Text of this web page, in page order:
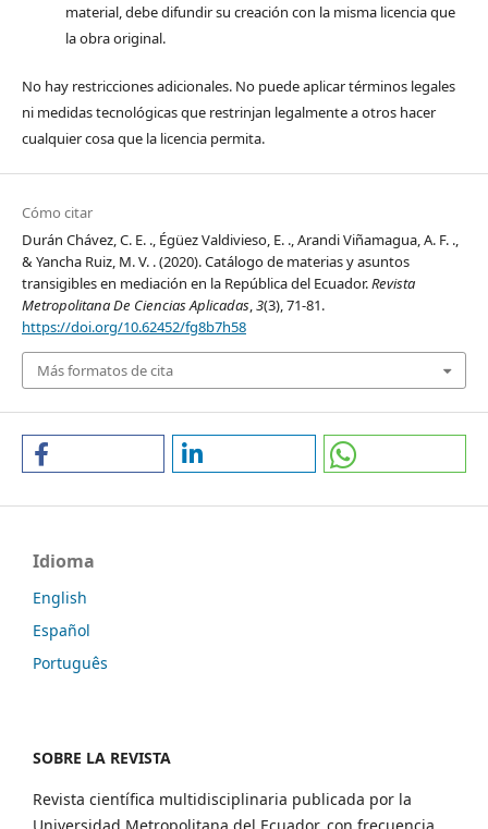
material, debe difundir su creación con la misma licencia que
la obra original.
No hay restricciones adicionales. No puede aplicar términos legales
ni medidas tecnológicas que restrinjan legalmente a otros hacer
cualquier cosa que la licencia permita.
Cómo citar
Durán Chávez, C. E. ., Égüez Valdivieso, E. ., Arandi Viñamagua, A. F. .,
& Yancha Ruiz, M. V. . (2020). Catálogo de materias y asuntos
transigibles en mediación en la República del Ecuador.Revista
Metropolitana De Ciencias Aplicadas,3(3), 71-81.
https://doi.org/10.62452/fg8b7h58
Más formatos de cita
Idioma
English
Español
Português
SOBRE LA REVISTA
Revista científica multidisciplinaria publicada por la